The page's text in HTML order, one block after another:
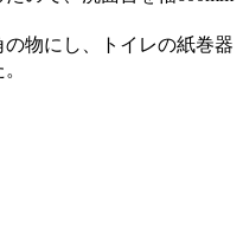
の物にし、トイレの紙巻器